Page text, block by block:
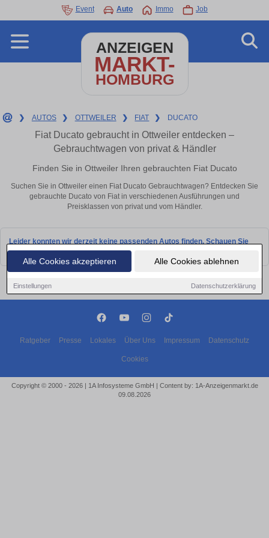
Alle Cookies akzeptieren Alle Cookies ablehnen
Einstellungen Datenschutzerklärung
Event Auto Immo Job
ANZEIGEN
MARKT-
HOMBURG
❯ AUTOS ❯ OTTWEILER ❯ FIAT ❯ DUCATO
Fiat Ducato gebraucht in Ottweiler entdecken –
Gebrauchtwagen von privat & Händler
Finden Sie in Ottweiler Ihren gebrauchten Fiat Ducato
Suchen Sie in Ottweiler einen Fiat Ducato Gebrauchtwagen? Entdecken Sie
gebrauchte Ducato von Fiat in verschiedenen Ausführungen und
Preisklassen von privat und vom Händler.
Leider konnten wir derzeit keine passenden Autos finden. Schauen Sie
bald wieder vorbei!
Ratgeber Presse Lokales Über Uns Impressum Datenschutz
Cookies
Copyright © 2000 - 2026 | 1A Infosysteme GmbH | Content by: 1A-Anzeigenmarkt.de
09.08.2026